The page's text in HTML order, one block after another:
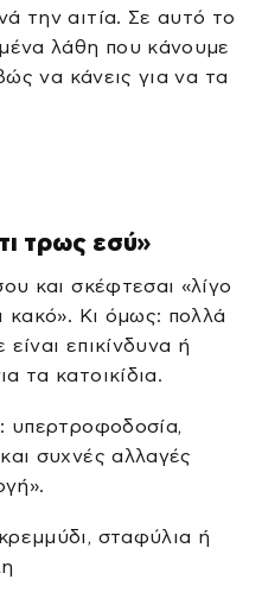
την αιτία. Σε αυτό το
λάθη που κάνουμε
να κάνεις για να τα
τρως εσύ»
και σκέφτεσαι «λίγο
κακό». Κι όμως: πολλά
επικίνδυνα ή
τα κατοικίδια.
υπερτροφοδοσία,
συχνές αλλαγές
σταφύλια ή